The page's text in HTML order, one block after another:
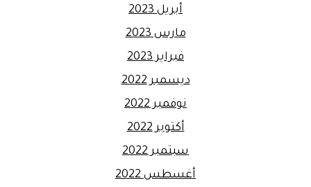
أبريل 2023
مارس 2023
فبراير 2023
ديسمبر 2022
نوفمبر 2022
أكتوبر 2022
سبتمبر 2022
أغسطس 2022